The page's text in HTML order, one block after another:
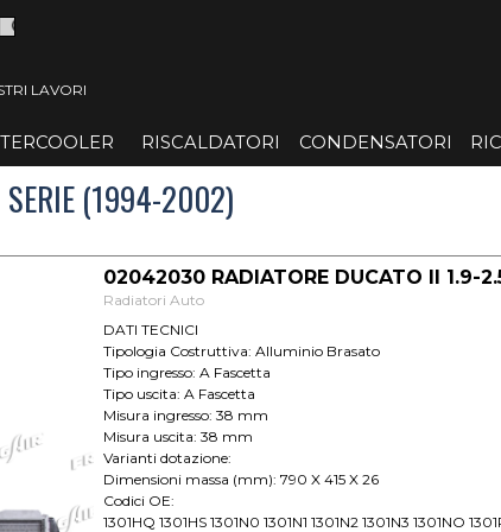
LAVORI
▼ ▼
RISCALDATORI ▼
CONDENSATORI
SERIE (1994-2002)
02042030 RADIATORE DUCATO II 1.9-
Radiatori Auto
DATI TECNICI
Tipologia Costruttiva: Alluminio Brasato
Tipo ingresso: A Fascetta
Tipo uscita: A Fascetta
Misura ingresso: 38 mm
Misura uscita: 38 mm
Varianti dotazione:
Dimensioni massa (mm): 790 X 415 X 26
Codici OE:
1301HQ 1301HS 1301N0 1301N1 1301N2 1301N3 1301NO